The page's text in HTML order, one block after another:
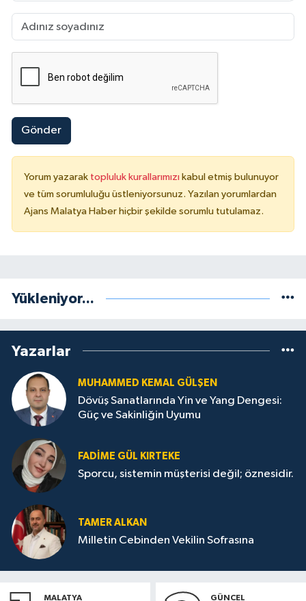
Gönder
Yorum yazarak topluluk kurallarımızı kabul etmiş bulunuyor
ve tüm sorumluluğu üstleniyorsunuz. Yazılan yorumlardan
Ajans Malatya Haber hiçbir şekilde sorumlu tutulamaz.
Yükleniyor...
Yazarlar
MUHAMMED KEMAL GÜLŞEN
Dövüş Sanatlarında Yin ve Yang Dengesi:
Güç ve Sakinliğin Uyumu
FADIME GÜL KIRTEKE
Sporcu, sistemin müşterisi değil; öznesidir.
TAMER ALKAN
Milletin Cebinden Vekilin Sofrasına
MALATYA GÜNCEL